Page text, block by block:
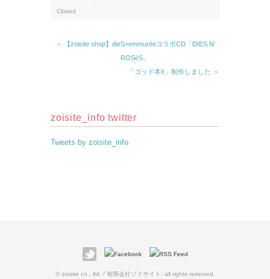
Closed
＜ 【zoisite shop】dieS+emmuréeコラボCD「DIES N’
ROSéS」
「ゴッド本6」制作しました ＞
zoisite_info twitter
Tweets by zoisite_info
© zoisite co., ltd. / 有限会社ゾイサイト. all rights reserved.